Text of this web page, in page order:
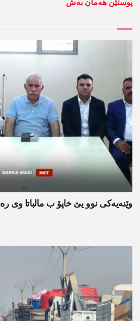
پوستێن ھەمان بەش
وێنه‌یه‌كی نوو یێ خاپۆ ب مالباتا وی ره‌